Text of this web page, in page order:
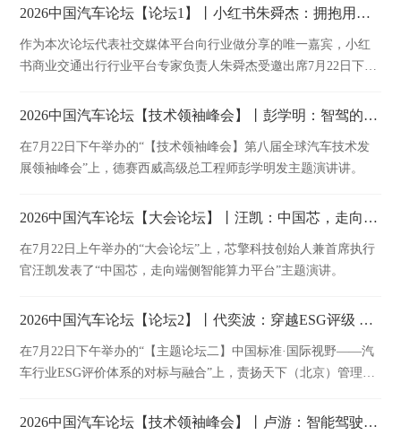
2026中国汽车论坛【论坛1】丨小红书朱舜杰：拥抱用户，建立长效经营阵地
作为本次论坛代表社交媒体平台向行业做分享的唯一嘉宾，小红
书商业交通出行行业平台专家负责人朱舜杰受邀出席7月22日下午
的精彩演讲。
2026中国汽车论坛【技术领袖峰会】丨彭学明：智驾的发展路径和思考
在7月22日下午举办的“【技术领袖峰会】第八届全球汽车技术发
展领袖峰会”上，德赛西威高级总工程师彭学明发主题演讲讲。
2026中国汽车论坛【大会论坛】丨汪凯：中国芯，走向端侧智能算力平台
在7月22日上午举办的“大会论坛”上，芯擎科技创始人兼首席执行
官汪凯发表了“中国芯，走向端侧智能算力平台”主题演讲。
2026中国汽车论坛【论坛2】丨代奕波：穿越ESG评级 释放ESG管理价值
在7月22日下午举办的“【主题论坛二】中国标准·国际视野——汽
车行业ESG评价体系的对标与融合”上，责扬天下（北京）管理顾
2026中国汽车论坛【技术领袖峰会】丨卢游：智能驾驶赋能国际化车企